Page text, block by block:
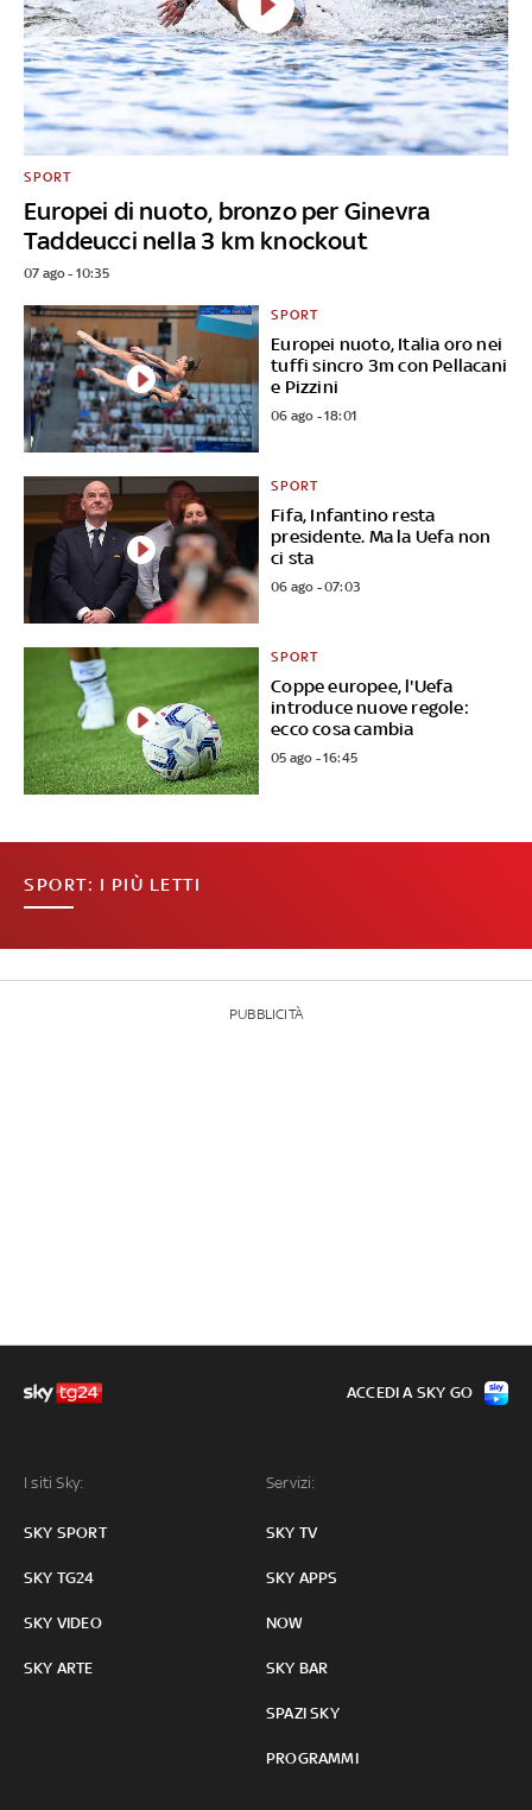
Europei di nuoto, bronzo per Ginevra
Taddeucci nella 3 km knockout
SPORT
07 ago - 10:35
Europei nuoto, Italia oro nei
tuffi sincro 3m con Pellacani
e Pizzini
SPORT
06 ago - 18:01
Fifa, Infantino resta
presidente. Ma la Uefa non
ci sta
SPORT
06 ago - 07:03
Coppe europee, l'Uefa
introduce nuove regole:
ecco cosa cambia
SPORT
05 ago - 16:45
SPORT: I PIÙ LETTI
PUBBLICITÀ
I siti Sky:
SKY SPORT
SKY TG24
SKY VIDEO
SKY ARTE
Servizi:
SKY TV
SKY APPS
NOW
SKY BAR
SPAZI SKY
PROGRAMMI
ACCEDI A SKY GO